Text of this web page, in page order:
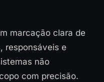
marcação clara de
responsáveis e
não
com precisão.